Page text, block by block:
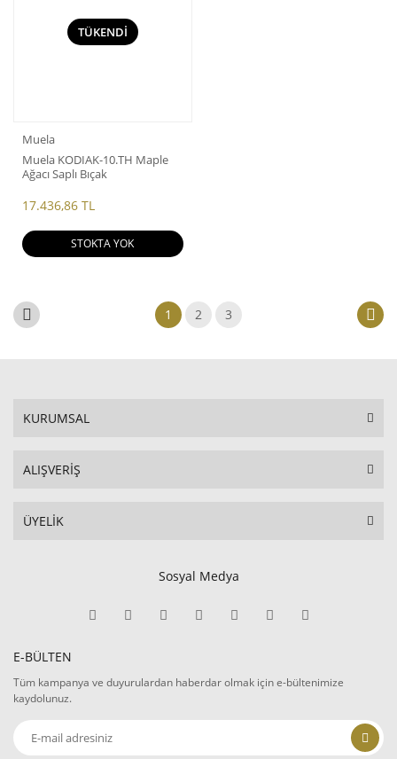
TÜKENDİ
Muela
Muela KODIAK-10.TH Maple
Ağacı Saplı Bıçak
17.436,86 TL
STOKTA YOK
1 2 3
KURUMSAL
ALIŞVERİŞ
ÜYELİK
Sosyal Medya
E-BÜLTEN
Tüm kampanya ve duyurulardan haberdar olmak için e-bültenimize
kaydolunuz.